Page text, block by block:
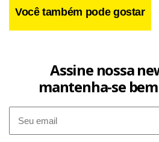
Você também pode gostar
Assine nossa
mantenha-se